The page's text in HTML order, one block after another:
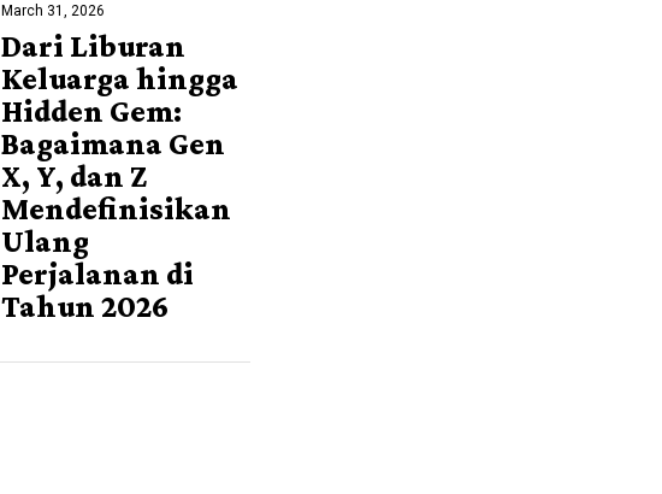
March 31, 2026
Dari Liburan
Keluarga hingga
Hidden Gem:
Bagaimana Gen
X, Y, dan Z
Mendefinisikan
Ulang
Perjalanan di
Tahun 2026